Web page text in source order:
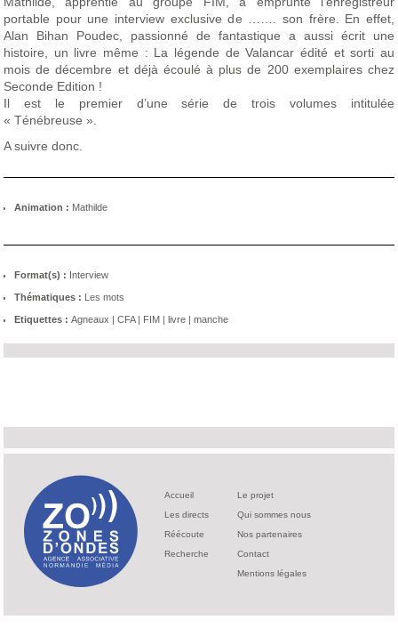
portable pour une interview exclusive de ……. son frère. En effet,
Alan Bihan Poudec, passionné de fantastique a aussi écrit une
histoire, un livre même : La légende de Valancar édité et sorti au
mois de décembre et déjà écoulé à plus de 200 exemplaires chez
Seconde Edition !
Il est le premier d’une série de trois volumes intitulée
« Ténébreuse ».
A suivre donc.
Animation : Mathilde
Format(s) : Interview
Thématiques : Les mots
Etiquettes : Agneaux CFA| FIM livre manche
Accueil
Les directs
Réécoute
Recherche
Le projet
Qui sommes nous
Nos partenaires
Contact
Mentions légales